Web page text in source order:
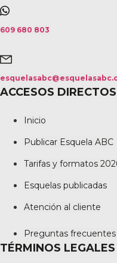
609 680 803
ACCESOS DIRECTOS
Inicio
Publicar Esquela ABC
Tarifas y formatos
Esquelas publicadas
Atención al cliente
Preguntas frecuentes
TÉRMINOS LEGALES